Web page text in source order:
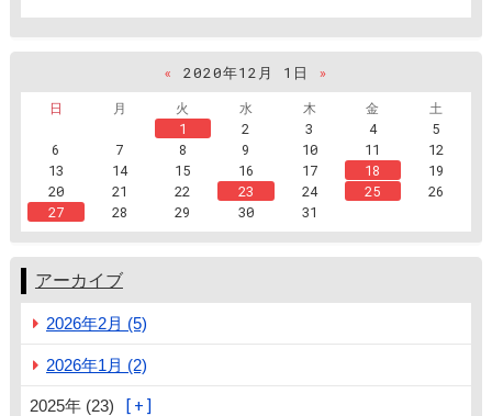
« 2020年12月 1日
»
日
月 火 水 木 金
土
1
2 3 4
5
6
7 8 9 10 11
12
13
14 15 16 17 18
19
20
21 22 23 24 25
26
27
28 29 30 31
アーカイブ
2026年2月 (5)
2026年1月 (2)
2025年 (23)